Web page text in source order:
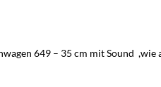
649 – 35 cm mit Sound